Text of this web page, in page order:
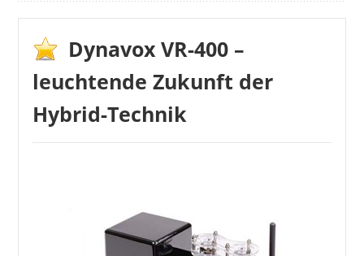
Dynavox VR-400 –
leuchtende Zukunft der
Hybrid-Technik